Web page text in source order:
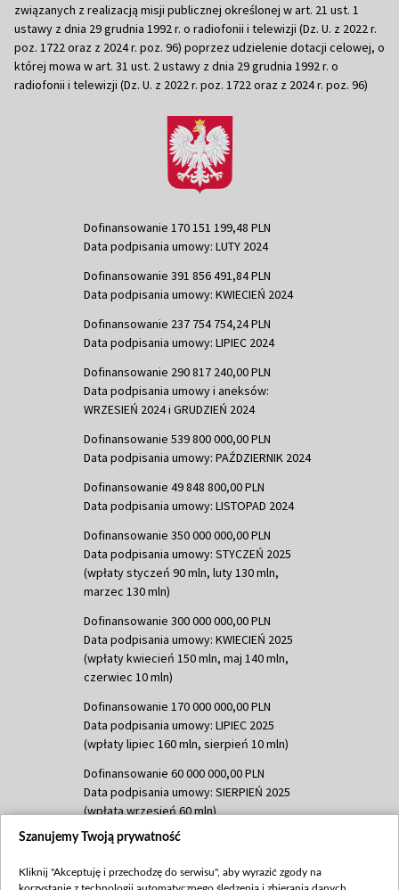
związanych z realizacją misji publicznej określonej w art. 21 ust. 1
ustawy z dnia 29 grudnia 1992 r. o radiofonii i telewizji (Dz. U. z 2022 r.
poz. 1722 oraz z 2024 r. poz. 96) poprzez udzielenie dotacji celowej, o
której mowa w art. 31 ust. 2 ustawy z dnia 29 grudnia 1992 r. o
radiofonii i telewizji (Dz. U. z 2022 r. poz. 1722 oraz z 2024 r. poz. 96)
Dofinansowanie 170 151 199,48 PLN
Data podpisania umowy: LUTY 2024
Dofinansowanie 391 856 491,84 PLN
Data podpisania umowy: KWIECIEŃ 2024
Dofinansowanie 237 754 754,24 PLN
Data podpisania umowy: LIPIEC 2024
Dofinansowanie 290 817 240,00 PLN
Data podpisania umowy i aneksów:
WRZESIEŃ 2024 i GRUDZIEŃ 2024
Dofinansowanie 539 800 000,00 PLN
Data podpisania umowy: PAŹDZIERNIK 2024
Dofinansowanie 49 848 800,00 PLN
Data podpisania umowy: LISTOPAD 2024
Dofinansowanie 350 000 000,00 PLN
Data podpisania umowy: STYCZEŃ 2025
(wpłaty styczeń 90 mln, luty 130 mln,
marzec 130 mln)
Dofinansowanie 300 000 000,00 PLN
Data podpisania umowy: KWIECIEŃ 2025
(wpłaty kwiecień 150 mln, maj 140 mln,
czerwiec 10 mln)
Dofinansowanie 170 000 000,00 PLN
Data podpisania umowy: LIPIEC 2025
(wpłaty lipiec 160 mln, sierpień 10 mln)
Dofinansowanie 60 000 000,00 PLN
Data podpisania umowy: SIERPIEŃ 2025
(wpłata wrzesień 60 mln)
Dofinansowanie 635 783 051,21 PLN
(wpłata wrzesień 100 mln, październik 350
Szanujemy Twoją prywatność
Kliknij "Akceptuję i przechodzę do serwisu", aby wyrazić zgody na